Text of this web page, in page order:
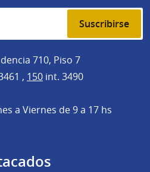
Suscribirse
710, Piso 7
, 150 int. 3490
a Viernes de 9 a 17 hs